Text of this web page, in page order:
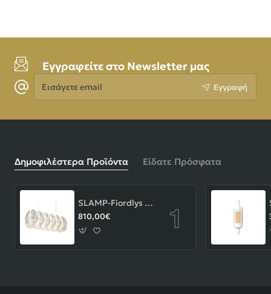
Εγγραφείτε στο Newsletter μας
Εισάγετε
email
Εγγραφή
Δημοφιλέστερα Προϊόντα Είδατε Πρόσφατα
SLAMP-Fiordlys Linear Φωτιστικό Κρεμαστό 90x26x33cm White ΚΩΔ.-FRDSXXLWHT01T00LINEU
810,00€